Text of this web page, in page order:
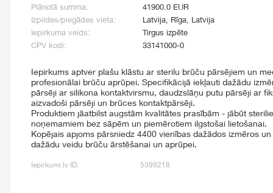
Plānotā summa:
41900.0 EUR
Izpildes/piegādes vieta:
Latvija, Rīga, Latvija
Iepirkuma veids:
Tirgus izpēte
CPV kodi:
33141000-0
Iepirkums aptver plašu klāstu ar sterilu brūču pārsējiem un
profesionālai brūču aprūpei. Specifikācijā iekļauti dažādu
pārsēji ar silikona kontaktvirsmu, daudzslāņu putu pārsēji ar
aizvadoši pārsēji un brūces kontaktpārsēji.
Produktiem jāatbilst augstām kvalitātes prasībām - jābūt
noņemamiem bez sāpēm un piemērotiem ilgstošai lietošanai.
Kopējais apjoms pārsniedz 4400 vienības dažādos izmēros
dažādu veidu brūču ārstēšanai un aprūpei.
Iepirkumi.lv ID: 5399218